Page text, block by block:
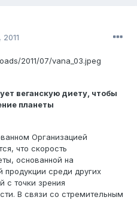
2011/07/vana_03.jpeg
веганскую диету, чтобы
планеты
Организацией
что скорость
основанной на
среди других
с точки зрения
В связи со стремительным